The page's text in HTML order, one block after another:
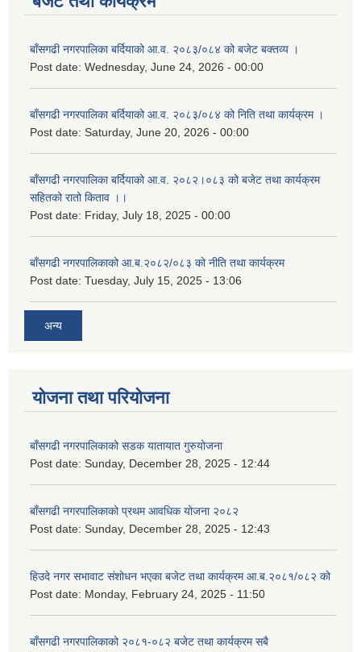
बाँसगढी नगरपालिका बर्दियाको आ.व. २०८३/०८४ को बजेट बक्तव्य ।
Post date: Wednesday, June 24, 2026 - 00:00
बाँसगढी नगरपालिका बर्दियाको आ.व. २०८३/०८४ को निति तथा कार्यक्रम ।
Post date: Saturday, June 20, 2026 - 00:00
बाँसगढी नगरपालिका बर्दियाको आ.व. २०८२।०८३ को बजेट तथा कार्यक्रम
सहितको रातो किताव ।।
Post date: Friday, July 18, 2025 - 00:00
बाँसगढी नगरपालिकाको आ.ब.२०८२/०८३ को नीति तथा कार्यक्रम
Post date: Tuesday, July 15, 2025 - 13:06
अन्य
योजना तथा परियोजना
बाँसगढी नगरपालिकाको सडक यातायात गुरुयोजना
Post date: Sunday, December 28, 2025 - 12:44
बाँसगढी नगरपालिकाको प्रथम आवधिक योजना २०८२
Post date: Sunday, December 28, 2025 - 12:43
हिउदे नगर सभावाट संशोधन भएका बजेट तथा कार्यक्रम आ.ब.२०८१/०८२ को
Post date: Monday, February 24, 2025 - 11:50
बाँसगढी नगरपालिकाको २०८१-०८२ बजेट तथा कार्यक्रम सबै